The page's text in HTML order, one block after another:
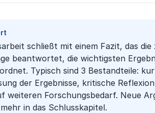
schließt mit einem Fazit, das
beantwortet, die wichtigsten
Typisch sind 3 Bestandteile:
der Ergebnisse, kritische
weiteren Forschungsbedarf. Neue
in das Schlusskapitel.